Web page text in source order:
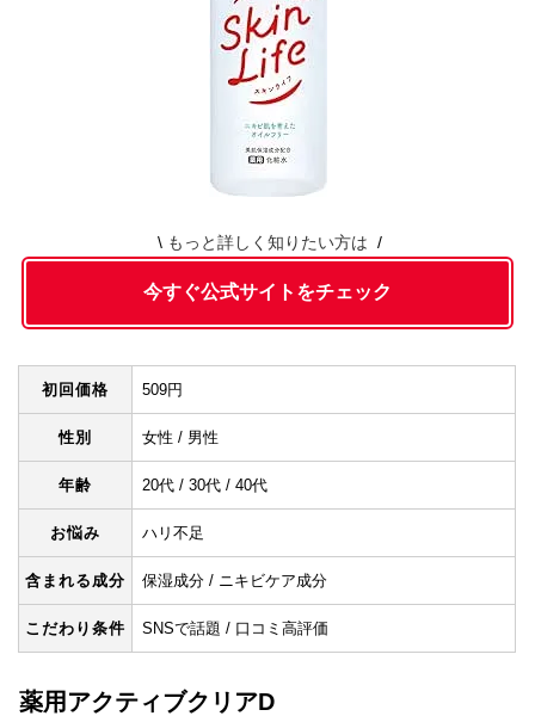
もっと詳しく知りたい方は
今すぐ公式サイトをチェック
初回価格 509円
性別 女性 / 男性
年齢 20代 / 30代 / 40代
お悩み ハリ不足
含まれる成分 保湿成分 / ニキビケア成分
こだわり条件 SNSで話題 / 口コミ高評価
薬用アクティブクリアD